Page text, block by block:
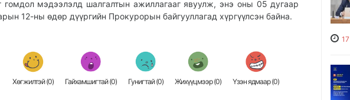
гомдол мэдээлэлд шалгалтын ажиллагааг явуулж, энэ оны 05 дугаар
12-ны өдөр дүүргийн Прокурорын байгууллагад хүргүүлсэн байна.
Хөгжилтэй (0) Гайхамшигтай (0) Гунигтай (0) Жихүүцмээр (0) Үзэн ядмаар (0)